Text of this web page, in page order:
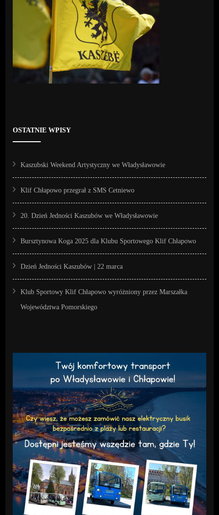
OSTATNIE WPISY
Kaszubski Weekend Artystyczny we Władysławowie
Klif Chłapowo przegrał z SMS Cetniewo
20. Dzień Jedności Kaszubów we Władysławowie
Bursztynowa Koga 2025 dla Klubu Sportowego Klif Chłapowo
Dzień Jedności Kaszubów | 22 marca
Klub Sportowy Klif Chłapowo wyróżniony przez Marszałka
Województwa Pomorskiego